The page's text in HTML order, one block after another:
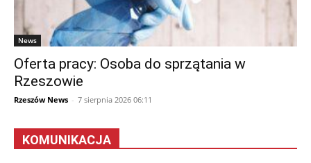
News
Oferta pracy: Osoba do sprzątania w
Rzeszowie
Rzeszów News - 7 sierpnia 2026 06:11
KOMUNIKACJA